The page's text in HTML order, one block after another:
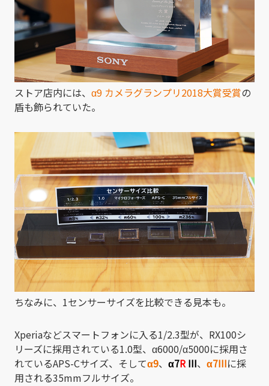
ストア店内には、 α9 カメラグランプリ2018大賞受賞の
盾も飾られていた。
ちなみに、1センサーサイズを比較できる見本も。
Xperiaなどスマートフォンに入る1/2.3型が、RX100シ
リーズに採用されている1.0型、α6000/α5000に採用さ
れているAPS-Cサイズ、そしてα9、 α7RIII、 α7IIIに採
用される35mmフルサイズ。